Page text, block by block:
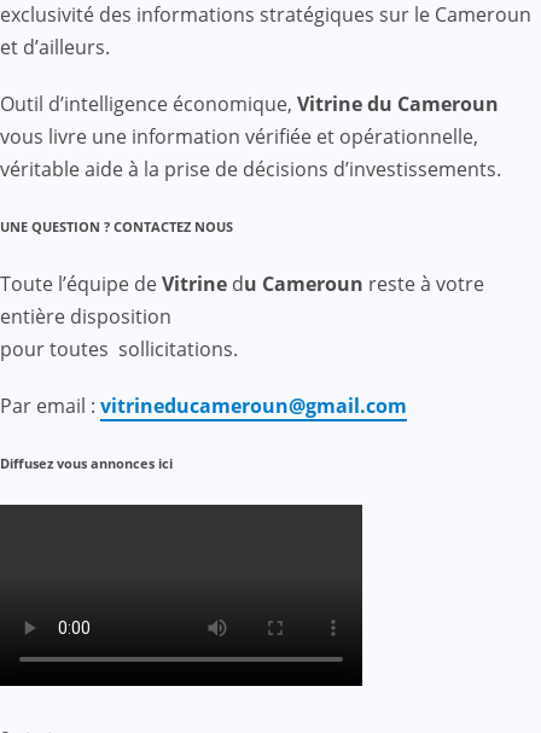
exclusivité des informations stratégiques sur le Cameroun
et d’ailleurs.
Outil d’intelligence économique, Vitrine du Cameroun
vous livre une information vérifiée et opérationnelle,
véritable aide à la prise de décisions d’investissements.
UNE QUESTION ? CONTACTEZ NOUS
Toute l’équipe deVitrine du Cameroun reste à votre
entière disposition
pour toutes sollicitations.
Par email : vitrineducameroun@gmail.com
Diffusez vous annonces ici